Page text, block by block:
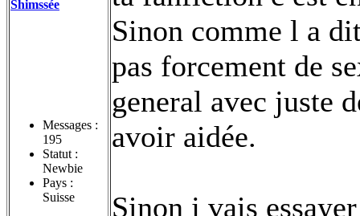
Shimssée
Messages :
195
Statut :
Newbie
Pays :
Suisse
Sinon comme l a
pas forcement de
general avec juste
avoir aidée.
Sinon j vais